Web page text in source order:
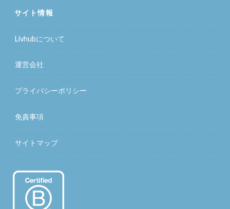
サイト情報
Livhubについて
運営会社
プライバシーポリシー
免責事項
サイトマップ